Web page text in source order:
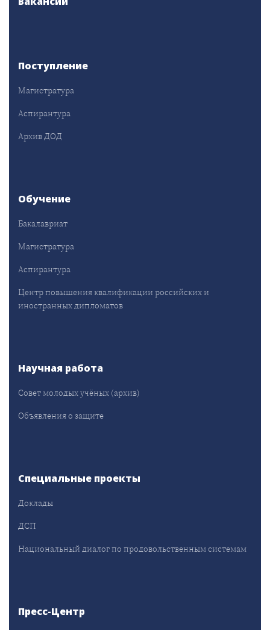
Поступление
Магистратура
Аспирантура
Архив ДОД
Обучение
Бакалавриат
Магистратура
Аспирантура
Центр повышения квалификации российских и
иностранных дипломатов
Научная работа
Совет молодых учёных (архив)
Объявления о защите
Специальные проекты
Доклады
ДСП
Национальный диалог по продовольственным системам
Пресс-Центр